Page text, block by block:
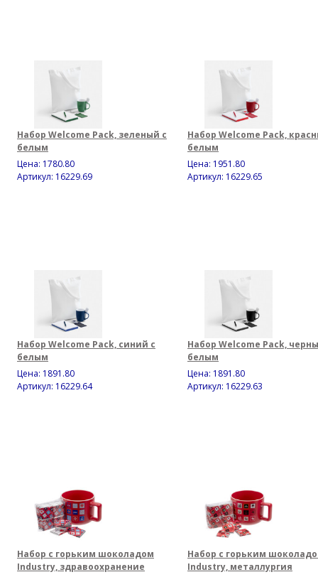
Набор Welcome Pack, зеленый с
белым
Цена: 1780.80
Артикул: 16229.69
Набор Welcome Pack,
белым
Цена: 1951.80
Артикул: 16229.65
Набор Welcome Pack, синий с
белым
Цена: 1891.80
Артикул: 16229.64
Набор Welcome Pack,
белым
Цена: 1891.80
Артикул: 16229.63
Набор с горьким шоколадом
Industry, здравоохранение
Набор с горьким
Industry, металлургия